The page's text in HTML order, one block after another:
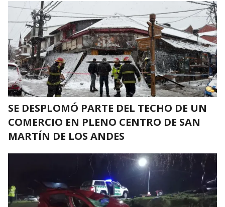
SE DESPLOMÓ PARTE DEL TECHO DE UN
COMERCIO EN PLENO CENTRO DE SAN
MARTÍN DE LOS ANDES